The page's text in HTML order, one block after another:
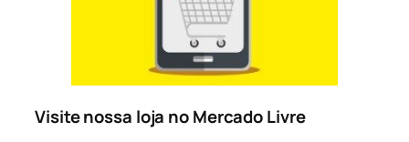
Visite nossa loja no Mercado Livre